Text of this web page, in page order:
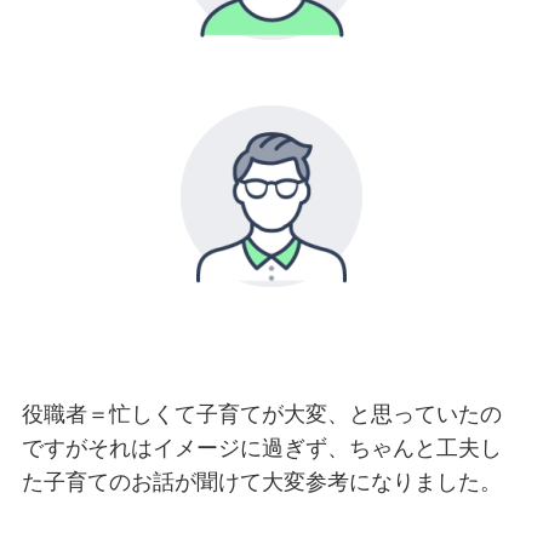
役職者＝忙しくて子育てが大変、と思っていたの
ですがそれはイメージに過ぎず、ちゃんと工夫し
た子育てのお話が聞けて大変参考になりました。